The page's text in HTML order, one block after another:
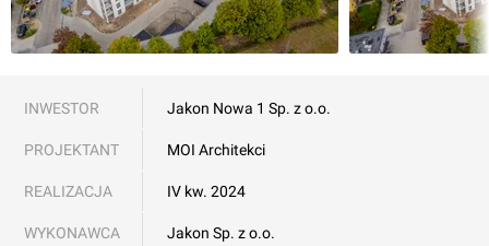
INWESTOR Jakon Nowa 1 Sp. z o.o.
PROJEKTANT MOI Architekci
REALIZACJA IV kw. 2024
WYKONAWCA Jakon Sp. z o.o.